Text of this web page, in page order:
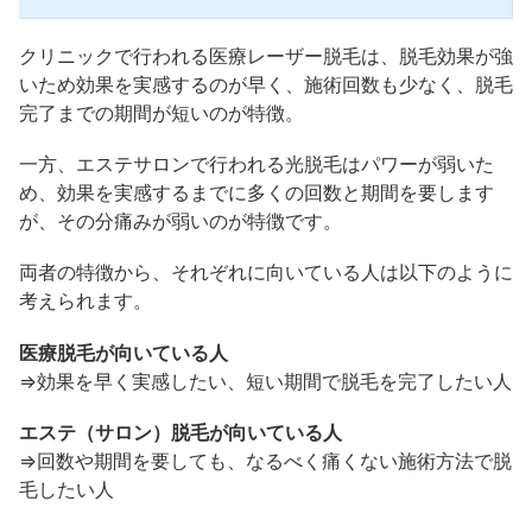
クリニックで行われる医療レーザー脱毛は、脱毛効果が強
いため効果を実感するのが早く、施術回数も少なく、脱毛
完了までの期間が短いのが特徴。
一方、エステサロンで行われる光脱毛はパワーが弱いた
め、効果を実感するまでに多くの回数と期間を要します
が、その分痛みが弱いのが特徴です。
両者の特徴から、それぞれに向いている人は以下のように
考えられます。
医療脱毛が向いている人
⇒効果を早く実感したい、短い期間で脱毛を完了したい人
エステ（サロン）脱毛が向いている人
⇒回数や期間を要しても、なるべく痛くない施術方法で脱
毛したい人